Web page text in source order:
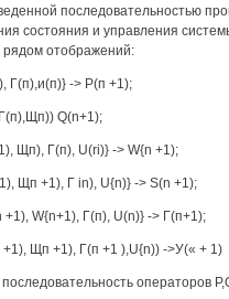
последовательностью
состояния и управления
рядом отображений:
Г(п),и(п)} -> Р(п +1);
Q(n+1);
Щп), Г(п), U(ri)} -> W{n +1);
Щп +1), Г in), U{n)} -> S(n +1);
+1), W{n+1), Г(п), U(n)} -> Г(п+1);
+1), Щп +1), Г(п +1 ),U{n)) ->У(« + 1)
операторов